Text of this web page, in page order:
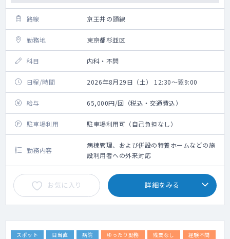
路線 京王井の頭線
勤務地 東京都杉並区
科目 内科・不問
日程/時間 2026年8月29日（土） 12:30～翌9:00
給与 65,000円/回（税込・交通費込）
駐車場利用 駐車場利用可（自己負担なし）
勤務内容
病棟管理、および併設の特養ホームなどの施
設利用者への外来対応
お気に入り 詳細をみる
スポット 日当直 病院 ゆったり勤務 残業なし
経験不問